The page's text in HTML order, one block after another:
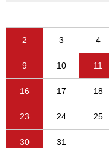
2 3 4
9 10 11
16 17 18
23 24 25
30 31